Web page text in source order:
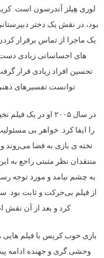
بود، در نقش یک دختر
یک ماجرا از تماس برقرار
های احساساتی زیادی دست
تحسین افراد زیادی قرار
توانست تفسیرهای
در سال ۲۰۰۵ او در
را ایفا کرد. خواهر بی
تخته ی بازی به فضا می‌روند
منتقدان نظر مثبتی راجع به
به چشم نیامد و مورد توجه
از فیلم بی‌حرکت و ثابت بود.
کرد و بعد از آن نقش
بازی خوب کریس با فیلم